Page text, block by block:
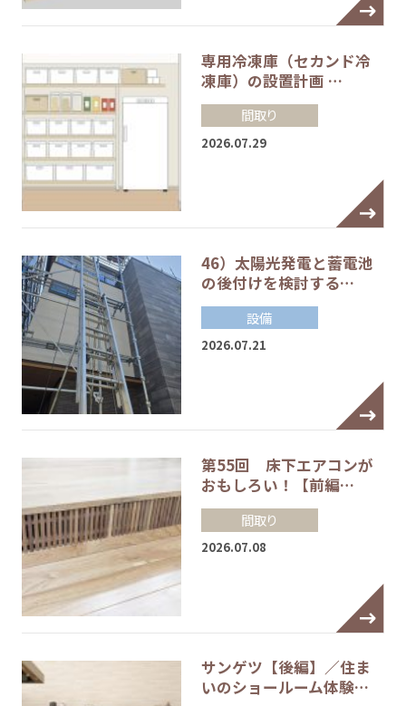
専用冷凍庫（セカンド冷
凍庫）の設置計画 …
間取り
2026.07.29
46）太陽光発電と蓄電池
の後付けを検討する…
設備
2026.07.21
第55回 床下エアコンが
おもしろい！【前編…
間取り
2026.07.08
サンゲツ【後編】／住ま
いのショールーム体験…